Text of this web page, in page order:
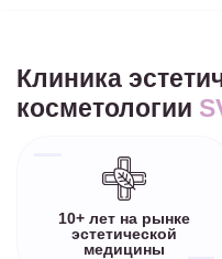
Клиника
косметологии
10+ лет на рынке
эстетической
медицины